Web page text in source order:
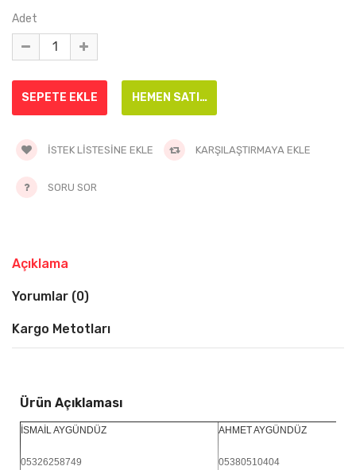
Adet
İSTEK LISTESINE EKLE KARŞILAŞTIRMAYA EKLE
SORU SOR
Açıklama
Yorumlar (0)
Kargo Metotları
Ürün Açıklaması
İSMAİL AYGÜNDÜZ
05326258749
AHMET AYGÜNDÜZ
05380510404